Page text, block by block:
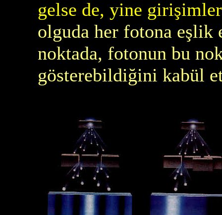
gelse de, yine
olguda her fotona eşlik
noktada, fotonun bu
gösterebildiğini kabül